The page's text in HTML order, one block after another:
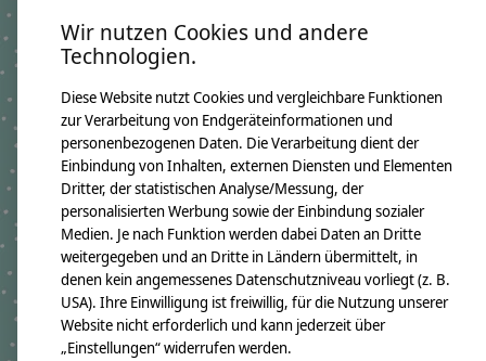
ideal für kreative Eltern, Großeltern, Pat:innen
und DIY-Fans
harmonisch passend zu denStep by Step
Schulranzen
Was du noch brauchst:Nähmaschine, Nähgarn,
Bügeleisen, Schere sowie Sicherheitsnadeln oder
Klammern.
Hinweis:Das Set enthält die Materialien zum
Nähen und Verzieren der Stoffschultüte. Die
Gestaltung mit Buchstaben und Motiven ist
individuell möglich.
Hilfe beim Nähen:
Wir nutzen Cookies und andere
Technologien.
Diese Website nutzt Cookies und vergleichbare Funktionen
zur Verarbeitung von Endgeräteinformationen und
personenbezogenen Daten. Die Verarbeitung dient der
Einbindung von Inhalten, externen Diensten und Elementen
Dritter, der statistischen Analyse/Messung, der
personalisierten Werbung sowie der Einbindung sozialer
Medien. Je nach Funktion werden dabei Daten an Dritte
weitergegeben und an Dritte in Ländern übermittelt, in
denen kein angemessenes Datenschutzniveau vorliegt (z. B.
USA). Ihre Einwilligung ist freiwillig, für die Nutzung unserer
Website nicht erforderlich und kann jederzeit über
„Einstellungen“ widerrufen werden.